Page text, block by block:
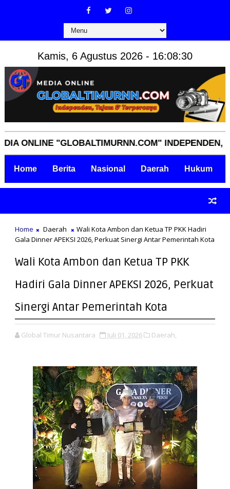
Kamis, 6 Agustus 2026 - 16:08:31
"GLOBALTIMURNN.COM" INDEPENDEN,
Home Berita Nasional Daerah Hukum
Home Daerah
Wali Kota Ambon dan Ketua TP PKK Hadiri
Gala Dinner APEKSI 2026, Perkuat Sinergi Antar Pemerintah Kota
Wali Kota Ambon dan Ketua TP PKK
Hadiri Gala Dinner APEKSI 2026, Perkuat
Sinergi Antar Pemerintah Kota
Global Timur Nusantara Juli 01, 2026 Daerah,